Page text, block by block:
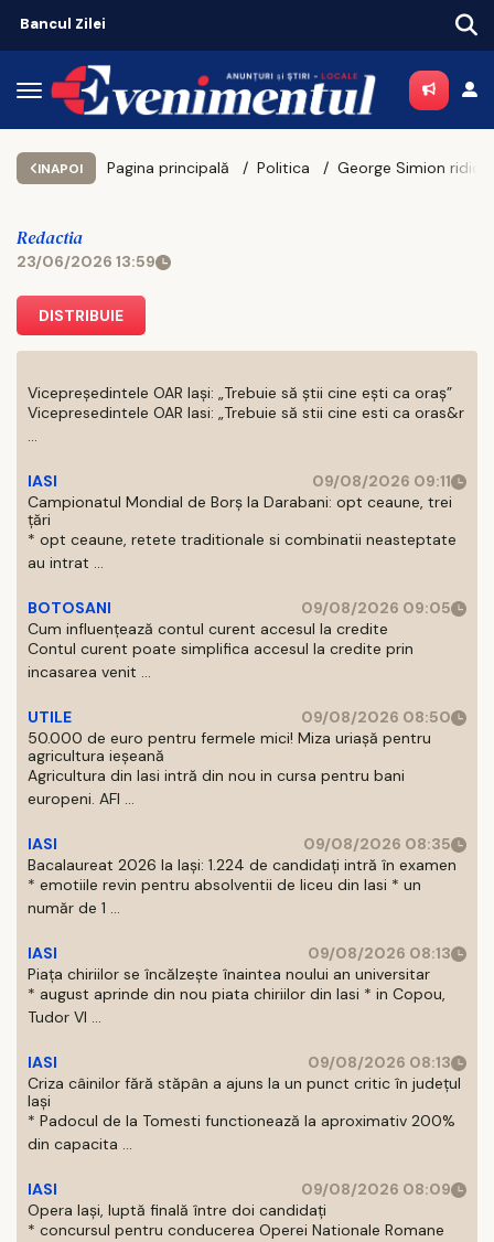
Bancul Zilei
INAPOI Pagina principală Politica
Redactia
23/06/2026 13:59
DISTRIBUIE
Vicepreședintele OAR Iași: „Trebuie să știi cine ești ca oraș”
Vicepresedintele OAR Iasi: „Trebuie să stii cine esti ca oras&r
...
IASI
09/08/2026 09:11
Campionatul Mondial de Borș la Darabani: opt ceaune, trei
țări
* opt ceaune, retete traditionale si combinatii neasteptate
au intrat ...
BOTOSANI
09/08/2026 09:05
Cum influențează contul curent accesul la credite
Contul curent poate simplifica accesul la credite prin
incasarea venit ...
UTILE
09/08/2026 08:50
50.000 de euro pentru fermele mici! Miza uriașă pentru
agricultura ieșeană
Agricultura din Iasi intră din nou in cursa pentru bani
europeni. AFI ...
IASI
09/08/2026 08:35
Bacalaureat 2026 la Iași: 1.224 de candidați intră în examen
* emotiile revin pentru absolventii de liceu din Iasi * un
număr de 1 ...
IASI
09/08/2026 08:13
Piața chiriilor se încălzește înaintea noului an universitar
* august aprinde din nou piata chiriilor din Iasi * in Copou,
Tudor Vl ...
IASI
09/08/2026 08:13
Criza câinilor fără stăpân a ajuns la un punct critic în județul
Iași
* Padocul de la Tomesti functionează la aproximativ 200%
din capacita ...
IASI
09/08/2026 08:09
Opera Iași, luptă finală între doi candidați
* concursul pentru conducerea Operei Nationale Romane